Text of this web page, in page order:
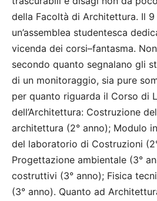
della Facoltà di Architettura. Il
un’assemblea studentesca
vicenda dei corsi–fantasma.
secondo quanto segnalano gli
di un monitoraggio, sia pure
per quanto riguarda il Corso di
dell’Architettura: Costruzione
architettura (2° anno); Modulo
del laboratorio di Costruzioni
Progettazione ambientale (3°
costruttivi (3° anno); Fisica
(3° anno). Quanto ad